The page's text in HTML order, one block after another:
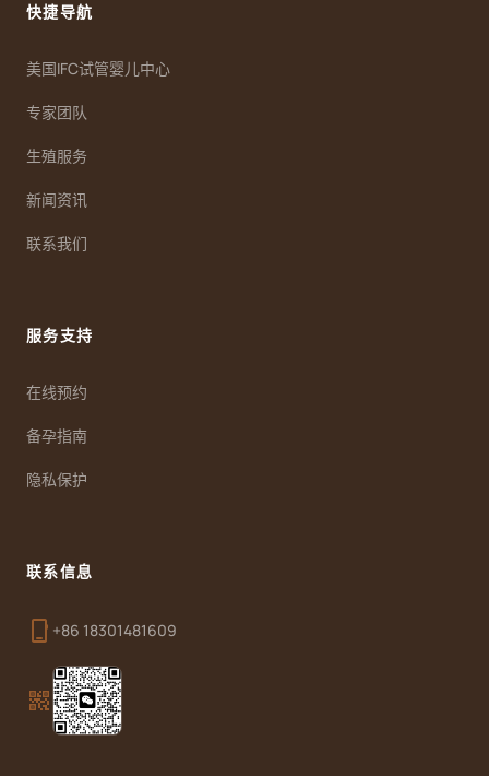
快捷导航
美国IFC试管婴儿中心
专家团队
生殖服务
新闻资讯
联系我们
服务支持
在线预约
备孕指南
隐私保护
联系信息
phone_iphone +86 18301481609
qr_code_2